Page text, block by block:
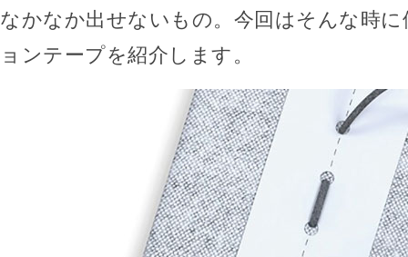
なかなか出せないもの。今回はそんな時
ョンテープを紹介します。